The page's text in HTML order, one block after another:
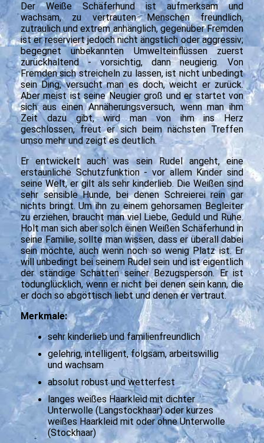
Der Weiße Schäferhund ist aufmerksam und
wachsam, zu vertrauten Menschen freundlich,
zutraulich und extrem anhänglich, gegenüber Fremden
ist er reserviert jedoch nicht ängstlich oder aggressiv;
begegnet unbekannten Umwelteinflüssen zuerst
zurückhaltend - vorsichtig, dann neugierig. Von
Fremden sich streicheln zu lassen, ist nicht unbedingt
sein Ding, versucht man es doch, weicht er zurück.
Aber meist ist seine Neugier groß und er startet von
sich aus einen Annäherungsversuch, wenn man ihm
Zeit dazu gibt, wird man von ihm ins Herz
geschlossen, freut er sich beim nächsten Treffen
umso mehr und zeigt es deutlich.
Er entwickelt auch was sein Rudel angeht, eine
erstaunliche Schutzfunktion - vor allem Kinder sind
seine Welt, er gilt als sehr kinderlieb. Die Weißen sind
sehr sensible Hunde, bei denen Schreierei rein gar
nichts bringt. Um ihn zu einem gehorsamen Begleiter
zu erziehen, braucht man viel Liebe, Geduld und Ruhe.
Holt man sich aber solch einen Weißen Schäferhund in
seine Familie, sollte man wissen, dass er überall dabei
sein möchte, auch wenn noch so wenig Platz ist. Er
will unbedingt bei seinem Rudel sein und ist eigentlich
der ständige Schatten seiner Bezugsperson. Er ist
todunglücklich, wenn er nicht bei denen sein kann, die
er doch so abgöttisch liebt und denen er vertraut.
Merkmale:
sehr kinderlieb und familienfreundlich
gelehrig, intelligent, folgsam, arbeitswillig
und wachsam
absolut robust und wetterfest
langes weißes Haarkleid mit dichter
Unterwolle (Langstockhaar) oder kurzes
weißes Haarkleid mit oder ohne Unterwolle
(Stockhaar)